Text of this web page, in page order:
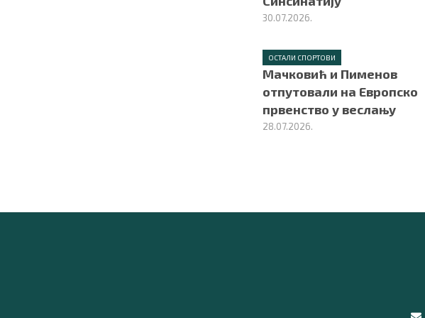
30.07.2026.
ОСТАЛИ СПОРТОВИ
Мачковић и Пименов
отпутовали на Европско
првенство у веслању
28.07.2026.